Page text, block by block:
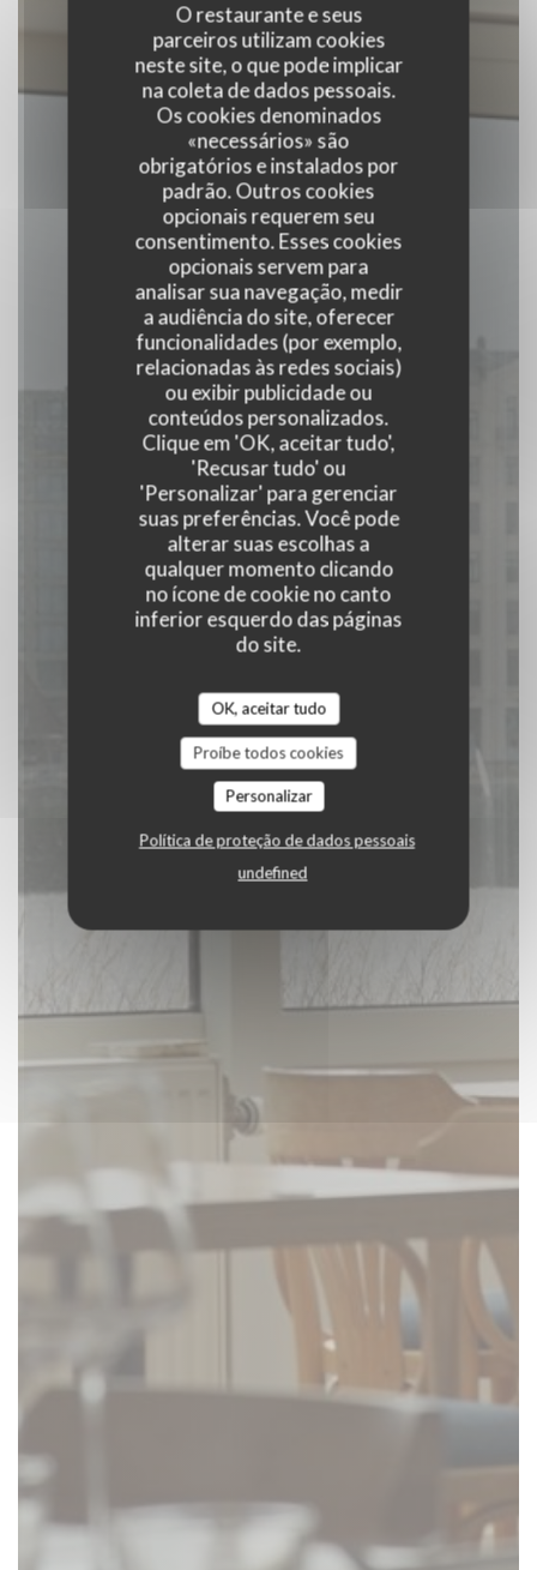
O restaurante e seus
parceiros utilizam cookies
neste site, o que pode implicar
na coleta de dados pessoais.
Os cookies denominados
«necessários» são
obrigatórios e instalados por
padrão. Outros cookies
opcionais requerem seu
consentimento. Esses cookies
opcionais servem para
analisar sua navegação, medir
a audiência do site, oferecer
funcionalidades (por exemplo,
relacionadas às redes sociais)
ou exibir publicidade ou
conteúdos personalizados.
Clique em 'OK, aceitar tudo',
'Recusar tudo' ou
'Personalizar' para gerenciar
suas preferências. Você pode
alterar suas escolhas a
qualquer momento clicando
no ícone de cookie no canto
inferior esquerdo das páginas
do site.
OK, aceitar tudo
Proíbe todos cookies
Personalizar
Política de proteção de dados pessoais
undefined
Liberty
|ANTWERPEN
RESERVAR UMA MESA